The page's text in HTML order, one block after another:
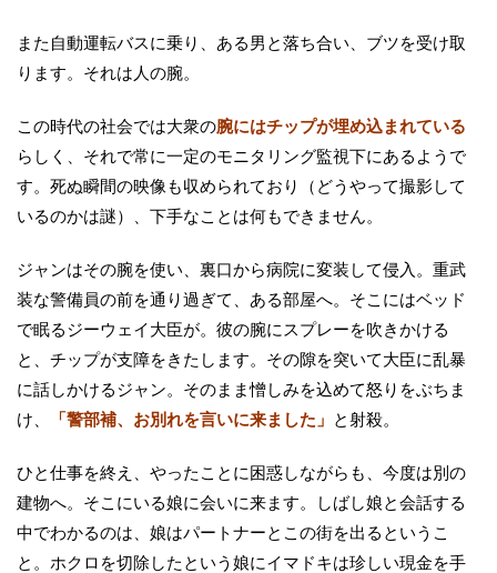
また自動運転バスに乗り、ある男と落ち合い、ブツを受け取
ります。それは人の腕。
この時代の社会では大衆の腕にはチップが埋め込まれている
らしく、それで常に一定のモニタリング監視下にあるようで
す。死ぬ瞬間の映像も収められており（どうやって撮影して
いるのかは謎）、下手なことは何もできません。
ジャンはその腕を使い、裏口から病院に変装して侵入。重武
装な警備員の前を通り過ぎて、ある部屋へ。そこにはベッド
で眠るジーウェイ大臣が。彼の腕にスプレーを吹きかける
と、チップが支障をきたします。その隙を突いて大臣に乱暴
に話しかけるジャン。そのまま憎しみを込めて怒りをぶちま
け、
「警部補、お別れを言いに来ました」 と射殺。
ひと仕事を終え、やったことに困惑しながらも、今度は別の
建物へ。そこにいる娘に会いに来ます。しばし娘と会話する
中でわかるのは、娘はパートナーとこの街を出るというこ
と。ホクロを切除したという娘にイマドキは珍しい現金を手